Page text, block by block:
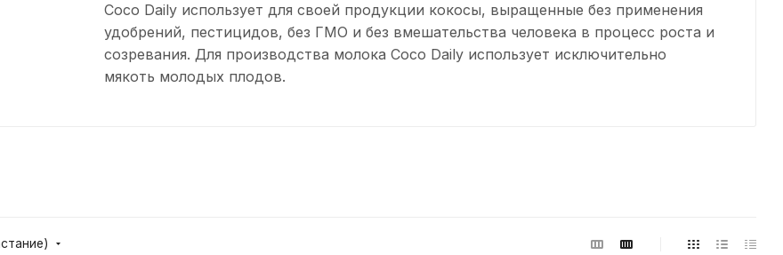
Coco Daily использует для своей продукции кокосы, выращенные без применения
удобрений, пестицидов, без ГМО и без вмешательства человека в процесс роста и
созревания. Для производства молока Coco Daily использует исключительно
мякоть молодых плодов.